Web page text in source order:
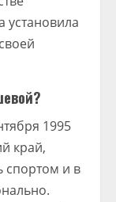
1995
край,
спортом и в